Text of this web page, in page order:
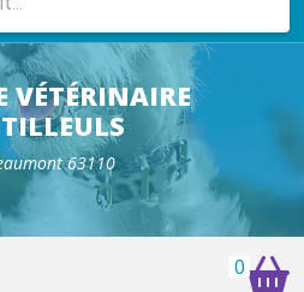
en clinique vétérinaire
gratuit en clinique
croquettes vétérinaire
VÉTÉRINAIRE
63110
0